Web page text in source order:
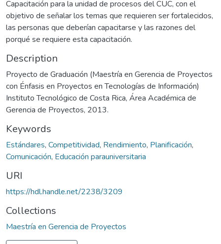
Capacitación para la unidad de procesos del CUC, con el
objetivo de señalar los temas que requieren ser fortalecidos,
las personas que deberían capacitarse y las razones del
porqué se requiere esta capacitación.
Description
Proyecto de Graduación (Maestría en Gerencia de Proyectos
con Énfasis en Proyectos en Tecnologías de Información)
Instituto Tecnológico de Costa Rica, Área Académica de
Gerencia de Proyectos, 2013.
Keywords
Estándares, Competitividad, Rendimiento, Planificación,
Comunicación, Educación parauniversitaria
URI
https://hdl.handle.net/2238/3209
Collections
Maestría en Gerencia de Proyectos